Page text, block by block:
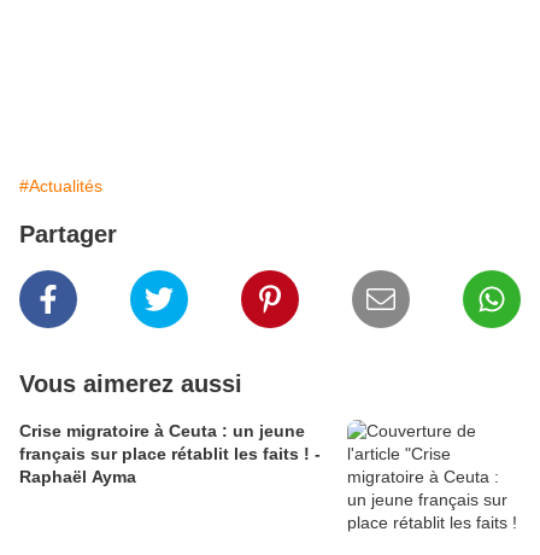
#Actualités
Partager
Vous aimerez aussi
Crise migratoire à Ceuta : un jeune
français sur place rétablit les faits ! -
Raphaël Ayma